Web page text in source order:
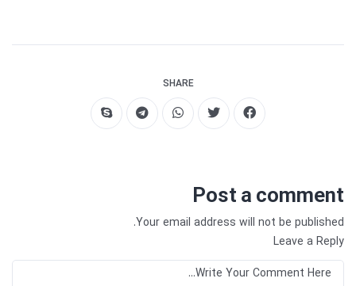
SHARE
Post a comment
Your email address will not be published.
Leave a Reply